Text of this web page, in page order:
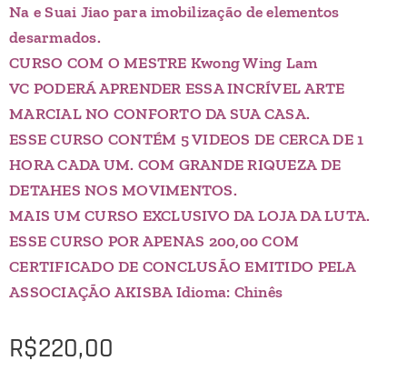
Na e Suai Jiao para imobilização de elementos
desarmados.
CURSO COM O MESTRE Kwong Wing Lam
VC PODERÁ APRENDER ESSA INCRÍVEL ARTE
MARCIAL NO CONFORTO DA SUA CASA.
ESSE CURSO CONTÉM 5 VIDEOS DE CERCA DE 1
HORA CADA UM. COM GRANDE RIQUEZA DE
DETAHES NOS MOVIMENTOS.
MAIS UM CURSO EXCLUSIVO DA LOJA DA LUTA.
ESSE CURSO POR APENAS 200,00 COM
CERTIFICADO DE CONCLUSÃO EMITIDO PELA
ASSOCIAÇÃO AKISBA Idioma: Chinês
R$220,00